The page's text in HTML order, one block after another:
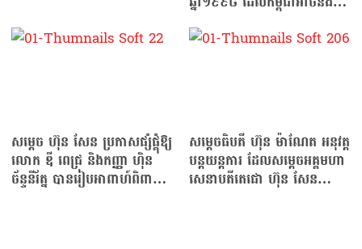
សម្ដេច ហ៊ុន សែន ប្រកាសផ្សំផ្គុំឱ្យ
លោក ឌី ពេជ្រ និងកញ្ញា ហ៉ិន
ច័ន្ទនីរ័ត្ន បានរៀបអាពាហ៍ពិពាហ៍
សម្តេចធិបតី ហ៊ុន ម៉ាណែត អនុវត្ត
បន្តយន្តការ ដែលសម្ដេចអគ្គមហា
សេនាបតីតេជោ ហ៊ុន សែន